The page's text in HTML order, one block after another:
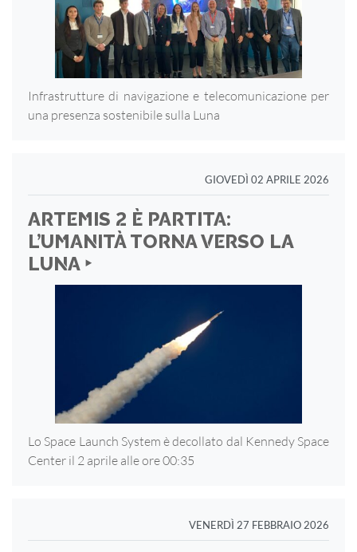
Infrastrutture di navigazione e telecomunicazione per
una presenza sostenibile sulla Luna
GIOVEDÌ 02 APRILE 2026
ARTEMIS 2 È PARTITA:
L’UMANITÀ TORNA VERSO LA
LUNA ‣
Lo Space Launch System è decollato dal Kennedy Space
Center il 2 aprile alle ore 00:35
VENERDÌ 27 FEBBRAIO 2026